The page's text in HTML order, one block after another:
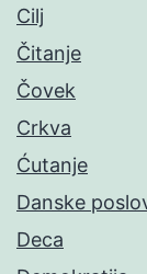
Cilj
Čitanje
Čovek
Crkva
Ćutanje
Danske
Deca